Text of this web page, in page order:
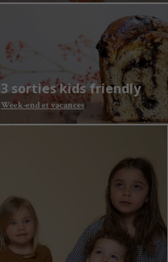
3 sorties kids friendly
Week-end et vacances